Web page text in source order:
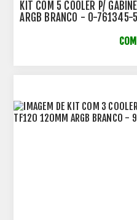
KIT COM 5 COOLER P/
ARGB BRANCO - 0-